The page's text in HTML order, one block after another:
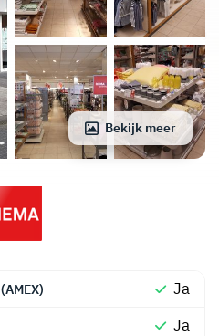
Bekijk meer
(AMEX)
Ja
Ja